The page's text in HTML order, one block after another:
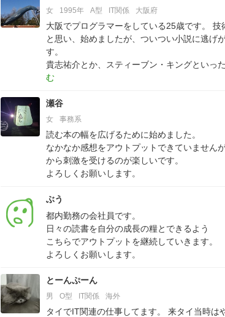
女 1995年 A型 IT関係 大阪府
大阪でプログラマーをしている25歳です。 技
と思い、始めましたが、ついつい小説に逃げ
す。
貴志祐介とか、スティーブン・キングといっ
瀬谷
女 事務系
読む本の幅を広げるために始めました。
なかなか感想をアウトプットできていません
から刺激を受けるのが楽しいです。
よろしくお願いします。
ぶう
都内勤務の会社員です。
日々の読書を自分の成長の糧とできるよう
こちらでアウトプットを継続していきます。
よろしくお願いします。
とーんぷーん
男 O型 IT関係 海外
タイでIT関連の仕事してます。
来タイ当時は